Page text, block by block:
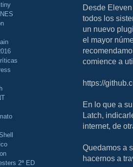
2ª ED
Desde
todos los
un nuevo
el mayor
comience a
https://
En lo que a
Latch,
internet, de
Quedamos a
hacernos a